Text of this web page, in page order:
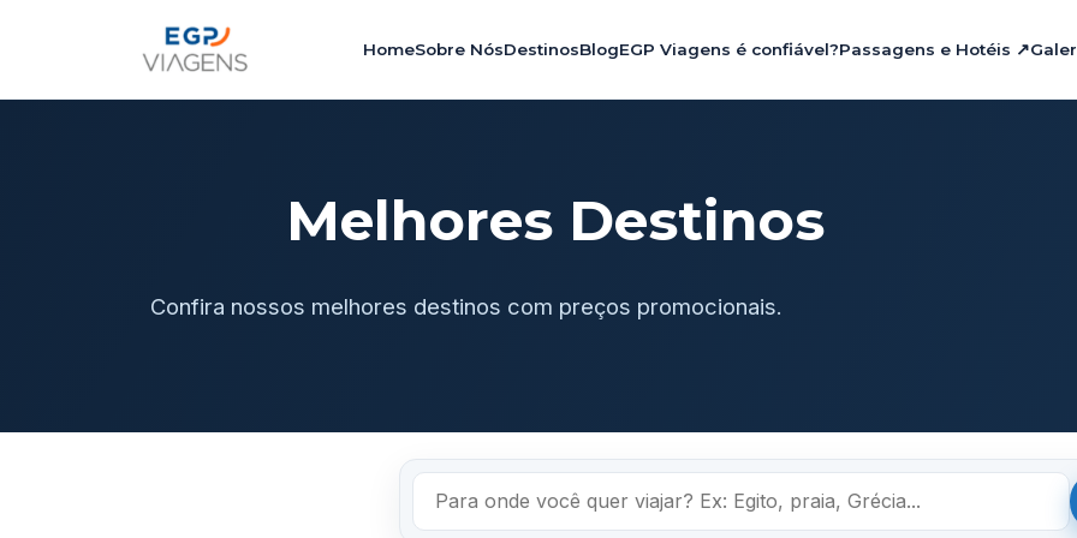
HomeSobre NósDestinosBlogEGP Viagens é confiável?Passagens e Hotéis ↗
Melhores Destinos
Confira nossos melhores destinos com preços promocionais.